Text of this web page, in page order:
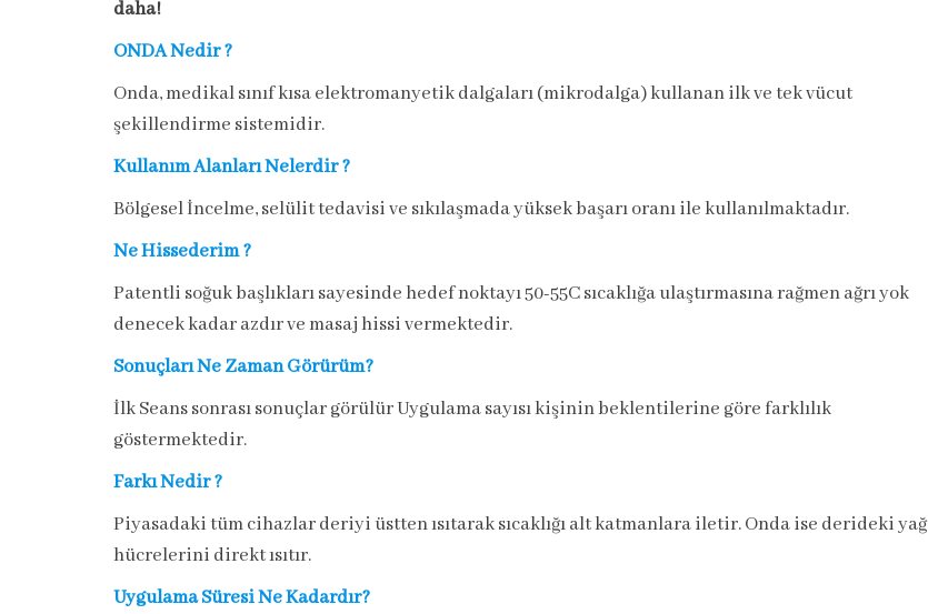
daha!
ONDA Nedir ?
Onda, medikal sınıf kısa elektromanyetik dalgaları (mikrodalga) kullanan ilk ve tek vücut
şekillendirme sistemidir.
Kullanım Alanları Nelerdir ?
Bölgesel İncelme, selülit tedavisi ve sıkılaşmada yüksek başarı oranı ile kullanılmaktadır.
Ne Hissederim ?
Patentli soğuk başlıkları sayesinde hedef noktayı 50-55C sıcaklığa ulaştırmasına rağmen ağrı yok
denecek kadar azdır ve masaj hissi vermektedir.
Sonuçları Ne Zaman Görürüm?
İlk Seans sonrası sonuçlar görülür Uygulama sayısı kişinin beklentilerine göre farklılık
göstermektedir.
Farkı Nedir ?
Piyasadaki tüm cihazlar deriyi üstten ısıtarak sıcaklığı alt katmanlara iletir. Onda ise derideki yağ
hücrelerini direkt ısıtır.
Uygulama Süresi Ne Kadardır?